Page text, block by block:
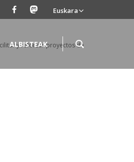
Euskara
ALBISTEAK
y reforzar proyectos de